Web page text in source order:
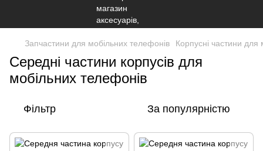
Запчастини для мобільних телефонів Корпусні частини для
Середні частини корпусів для
мобільних телефонів
Фільтр За популярністю